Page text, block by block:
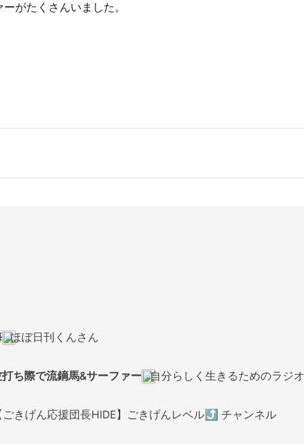
がたくさんいました。
ほぼ日刊くんさん
ち際で流鏑馬&サーファー 自分らしく生きるためのラジオ
ごきげん応援団長HIDE】ごきげんレベル⤴️ チャンネル